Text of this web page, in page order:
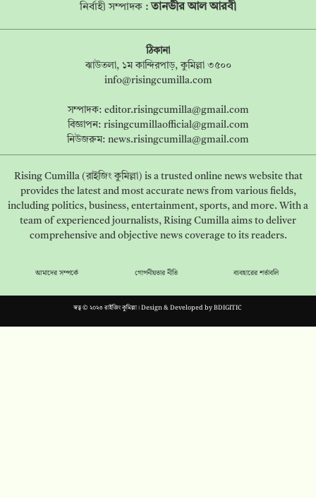
নির্বাহী সম্পাদক :তানভীর আল আরবী
ঠিকানা
ঝাউতলা, ১ম কান্দিরপাড়, কুমিল্লা ৩৫০০
info@risingcumilla.com
সম্পাদক: editor.risingcumilla@gmail.com
বিজ্ঞাপন: risingcumillaofficial@gmail.com
নিউজরুম: news.risingcumilla@gmail.com
Rising Cumilla (রাইজিং কুমিল্লা) is a trusted online news website that
provides the latest and most accurate news from various fields,
including politics, business, entertainment, sports, and more. With a
team of experienced journalists, Rising Cumilla aims to deliver
comprehensive and objective news coverage to its readers.
আমাদের সম্পর্কে গোপনীয়তার নীতি ব্যবহারের শর্তাবলি
স্বত্ব © ২০২৩ রাইজিং কুমিল্লা। Design & Developed byBDIGITIC